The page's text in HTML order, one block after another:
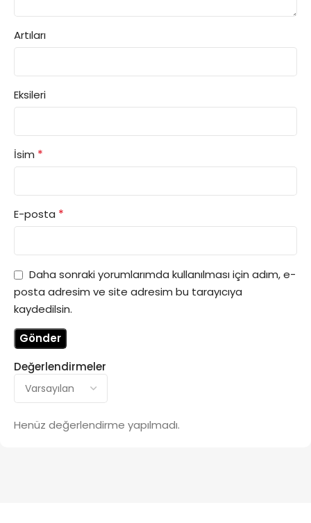
Değerlendirmeler
Henüz değerlendirme yapılmadı.
Artıları
Eksileri
İsim *
E-posta *
Daha sonraki yorumlarımda kullanılması için adım, e-
posta adresim ve site adresim bu tarayıcıya
kaydedilsin.